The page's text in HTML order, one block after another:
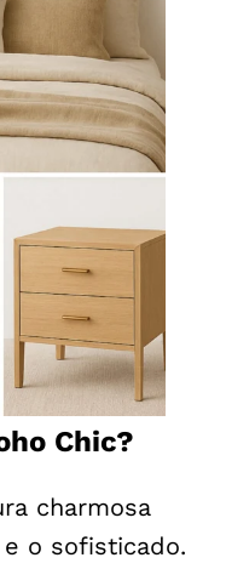
Chic?
charmosa
o sofisticado.